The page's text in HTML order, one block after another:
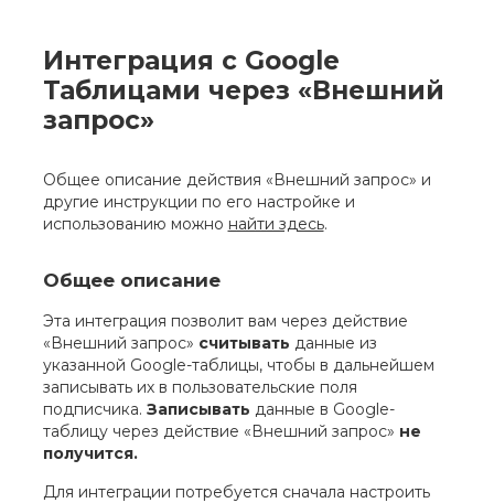
Интеграция с Google
Таблицами через «Внешний
запрос»
Общее описание действия «Внешний запрос» и
другие инструкции по его настройке и
использованию можно найти здесь.
Общее описание
Эта интеграция позволит вам через действие
«Внешний запрос» считывать данные из
указанной Google-таблицы, чтобы в дальнейшем
записывать их в пользовательские поля
подписчика. Записывать данные в Google-
таблицу через действие «Внешний запрос» не
получится.
Для интеграции потребуется сначала настроить